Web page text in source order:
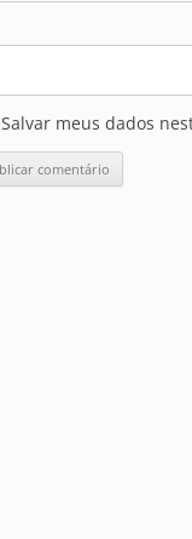
Salvar meus dados